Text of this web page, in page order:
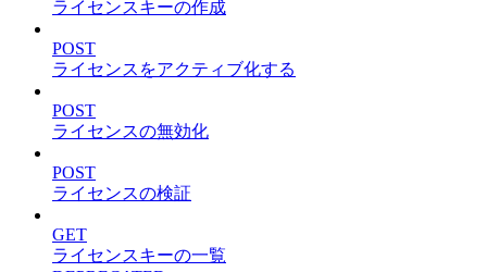
ライセンスキーの作成
POST
ライセンスをアクティブ化する
POST
ライセンスの無効化
POST
ライセンスの検証
GET
ライセンスキーの一覧